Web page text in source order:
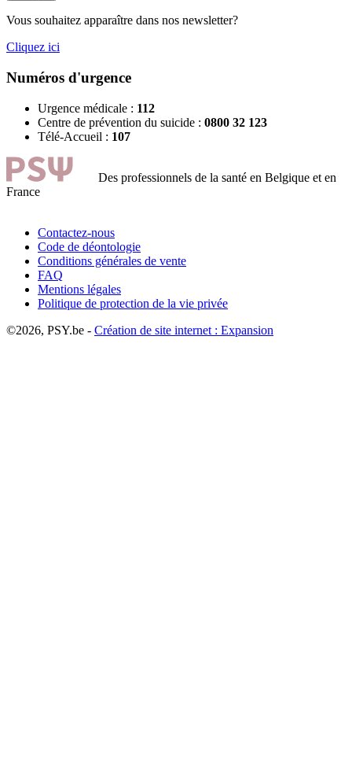
Vous souhaitez apparaître dans nos newsletter?
Cliquez ici
Numéros d'urgence
Urgence médicale : 112
Centre de prévention du suicide : 0800 32 123
Télé-Accueil : 107
Des professionnels de la santé en Belgique et en
France
Contactez-nous
Code de déontologie
Conditions générales de vente
FAQ
Mentions légales
Politique de protection de la vie privée
©2026, PSY.be - Création de site internet : Expansion